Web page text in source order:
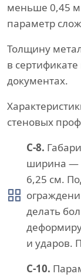
меньше 0,45
параметр
Толщину
в
документах.
стеновых
С-8.
ширина —
6,25 см.
делать
и ударов.
С-10.